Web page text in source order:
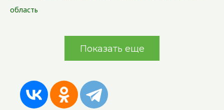
область
Показать еще